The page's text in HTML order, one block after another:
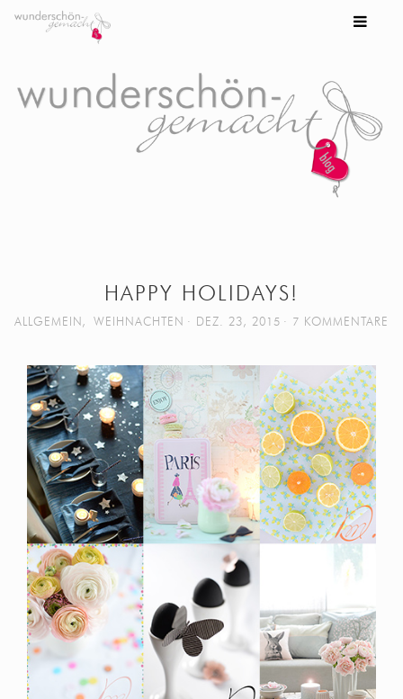
HAPPY HOLIDAYS!
ALLGEMEIN , WEIHNACHTEN DEZ. 23, 2015 7 KOMMENTARE